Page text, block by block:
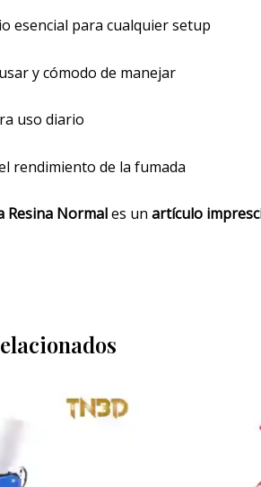
esencial para cualquier setup
y cómodo de manejar
uso diario
rendimiento de la fumada
Resina Normales un artículo
precio
actual